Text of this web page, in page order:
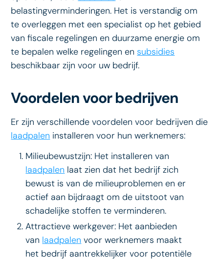
belastingverminderingen. Het is verstandig om
te overleggen met een specialist op het gebied
van fiscale regelingen en duurzame energie om
te bepalen welke regelingen en subsidies
beschikbaar zijn voor uw bedrijf.
Voordelen voor bedrijven
Er zijn verschillende voordelen voor bedrijven die
laadpalen installeren voor hun werknemers:
Milieubewustzijn: Het installeren van
laadpalen laat zien dat het bedrijf zich
bewust is van de milieuproblemen en er
actief aan bijdraagt om de uitstoot van
schadelijke stoffen te verminderen.
Attractieve werkgever: Het aanbieden
van laadpalen voor werknemers maakt
het bedrijf aantrekkelijker voor potentiële